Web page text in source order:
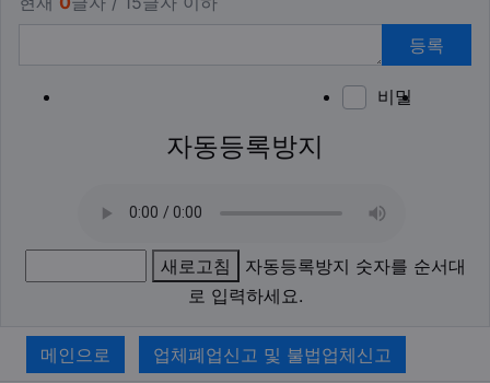
등록
비밀
자동등록방지
새로고침
자동등록방지 숫자를 순서대
로 입력하세요.
메인으로 업체폐업신고 및 불법업체신고